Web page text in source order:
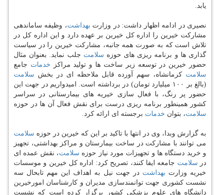
یابد.
نصیری در ادامه اظهار داشت: در وزارت بهداشت، وظیفه ساماندهی
مشاركت خیرین را اداره كل خیرین بر عهده دارد و این اداره كل در
تلاش است كه به صورت همه جانبه، مشاركت خیرین را در سیاست
گذاری ها و برنامه ریزی های حوزه سلامت جلب نماید. بعنوان مثال
حضور خیرین در توسعه زیر ساخت ها و تولید مراكز خدمات جامع
سلامت كرمانشاه، سهم آورده قابل ملاحظه ای در بخش سلامت
(بالغ بر ۱۰۰ میلیارد تومان) در برداشته است. امیدواریم در جهت این
حضور پر رنگ، با فعال سازی خیریه های بیمارستانی در سراسر
كشور همینطور برنامه ریزی درست برای نقش فعال آن ها در حوزه
سلامت، بتوان خدمات برجسته ای ارائه كرد.
به گزارش وبدا، وی در انتها با تاكید بر این كه خیرین در حوزه سلامت
می توانند با مشاركت در ساخت بیمارستان و مراكز بهداشتی، تجهیز
و خرید دستگاه ها و تجهیزات مورد نیاز حوزه سلامت، نقش عمده ای
در سلامت جامعه ایفا كنند، تصریح كرد: اداره كل خیرین و موسسات
خیریه وزارت بهداشت در جهت نیل به اهداف این مهم تابحال سه
نشست كشوری جهت توانمندسازی مدیران و كارشناسان امورخیرین
دانشگاه های علوم پزشكی كشور برگزار كرده است كه نشست